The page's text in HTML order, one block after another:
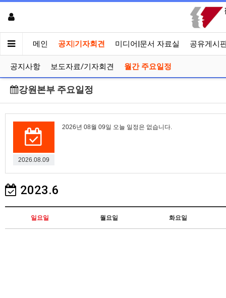
메인 공지|기자회견 미디어|문서 자료실 공유게시
공지사항 보도자료/기자회견 월간 주요일정
강원본부 주요일정
2026.08.09
2026년 08월 09일 오늘 일정은 없습니다.
2023.6
일요일 월요일 화요일